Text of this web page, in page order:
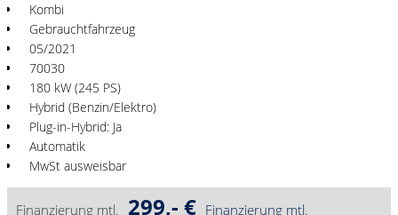
Kombi
Gebrauchtfahrzeug
05/2021
70030
180 kW (245 PS)
Hybrid (Benzin/Elektro)
Plug-in-Hybrid: Ja
Automatik
MwSt ausweisbar
Finanzierung mtl. 299,- € Finanzierung mtl.